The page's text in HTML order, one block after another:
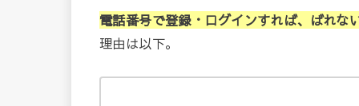
電話番号で登録・ログインすれば、ばれな
理由は以下。